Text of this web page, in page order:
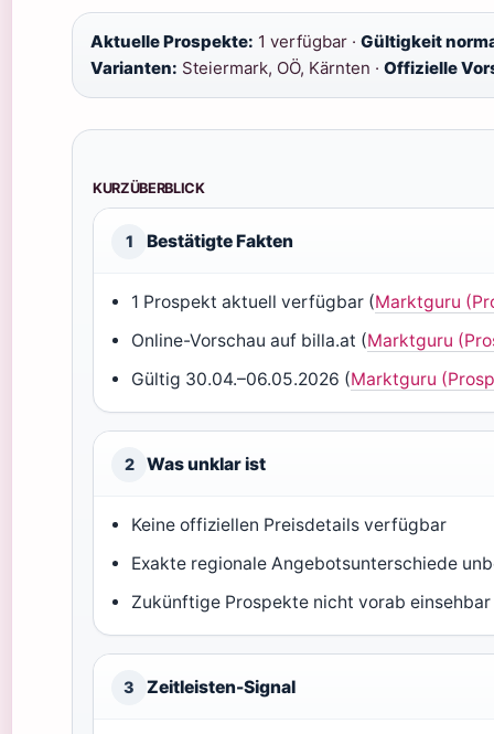
Aktuelle Prospekte: 1 verfügbar · Gültigkeit
Varianten: Steiermark, OÖ, Kärnten · Offizielle
KURZÜBERBLICK
1 Bestätigte Fakten
1 Prospekt aktuell verfügbar (Marktguru
Online-Vorschau auf billa.at (Marktguru
Gültig 30.04.–06.05.2026 (Marktguru
2 Was unklar ist
Keine offiziellen Preisdetails verfügbar
Exakte regionale Angebotsunterschiede
Zukünftige Prospekte nicht vorab einsehbar
3 Zeitleisten-Signal